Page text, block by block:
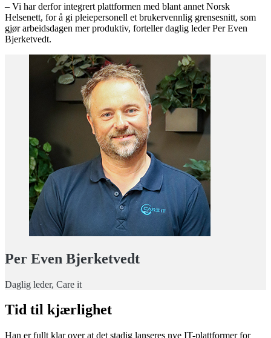
– Vi har derfor integrert plattformen med blant annet Norsk
Helsenett, for å gi pleiepersonell et brukervennlig grensesnitt, som
gjør arbeidsdagen mer produktiv, forteller daglig leder Per Even
Bjerketvedt.
Per Even Bjerketvedt
Daglig leder, Care it
Tid til kjærlighet
Han er fullt klar over at det stadig lanseres nye IT-plattformer for